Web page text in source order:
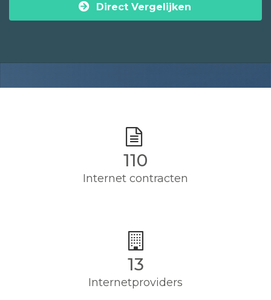
Direct Vergelijken
110
Internet contracten
13
Internetproviders